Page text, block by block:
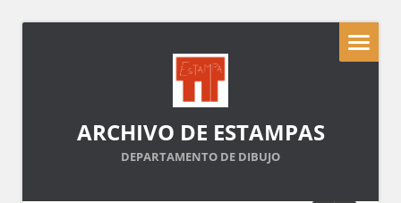
ARCHIVO DE ESTAMPAS
DEPARTAMENTO DE DIBUJO